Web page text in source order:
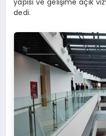
yapısı ve gelişime açık
dedi.